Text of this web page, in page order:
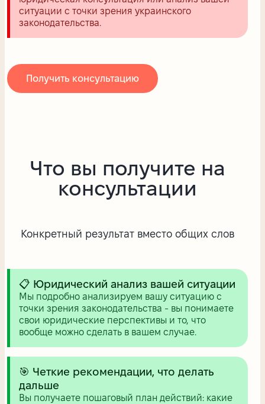
ситуации с точки зрения украинского
законодательства.
Получить консультацию
Что вы получите на
консультации
Конкретный результат вместо общих слов
📋 Юридический анализ вашей ситуации
Мы подробно анализируем вашу ситуацию с
точки зрения законодательства - вы понимаете
свои юридические перспективы и то, что
вообще можно сделать в вашем случае.
🎯 Четкие рекомендации, что делать
дальше
Вы получаете пошаговый план действий: какие